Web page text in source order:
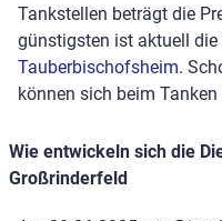
Tankstellen beträgt die
günstigsten ist aktuell die
Tauberbischofsheim.
können sich beim
Wie entwickeln sich die
Großrinderfeld